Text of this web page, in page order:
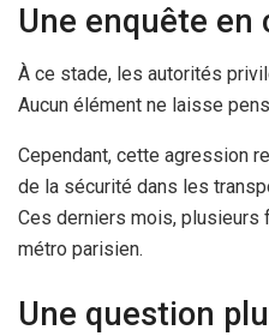
Une enquête en
À ce stade, les autorités
Aucun élément ne laisse
Cependant, cette agression
de la sécurité dans les
Ces derniers mois,
métro parisien.
Une question